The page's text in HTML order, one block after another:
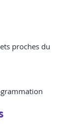
proches du